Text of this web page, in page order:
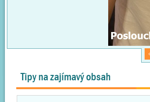
Tipy na zajímavý obsah